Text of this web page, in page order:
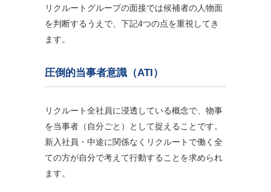
リクルートグループの面接では候補者の人物面
を判断するうえで、下記4つの点を重視してき
ます。
圧倒的当事者意識（ATI）
リクルート全社員に浸透している概念で、物事
を当事者（自分ごと）として捉えることです。
新入社員・中途に関係なくリクルートで働く全
ての方が自分で考えて行動することを求められ
ます。